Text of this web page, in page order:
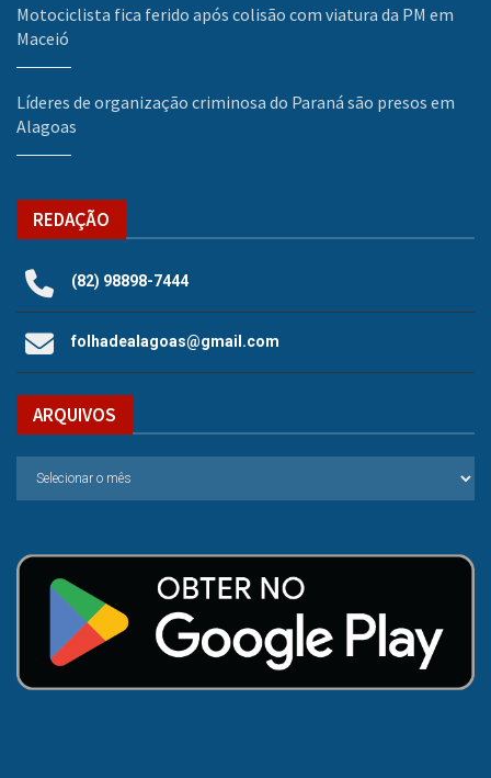
Motociclista fica ferido após colisão com viatura da PM em
Maceió
Líderes de organização criminosa do Paraná são presos em
Alagoas
REDAÇÃO
(82) 98898-7444
folhadealagoas@gmail.com
ARQUIVOS